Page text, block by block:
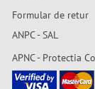
Formular de retur
ANPC - SAL
APNC - Protectia